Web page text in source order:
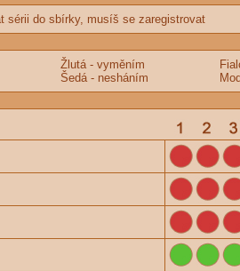
sérii do sbírky, musíš se zaregistrovat
Žlutá - vyměním
Šedá - nesháním